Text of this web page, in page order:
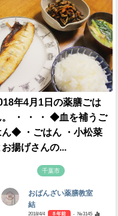
年4月1日の薬膳ごは
。 ・ ・ ・ ◆血を補うご
ん◆ ・ごはん ・小松菜
お揚げさんの...
千葉市
おばんざい薬膳教室
結
2018/4/4 8 年前 - №3145